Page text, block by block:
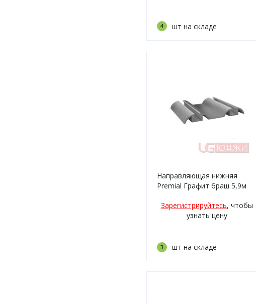
4 шт на складе
Направляющая нижняя
Premial Графит браш 5,9м
Зарегистрируйтесь, чтобы
узнать цену
3 шт на складе